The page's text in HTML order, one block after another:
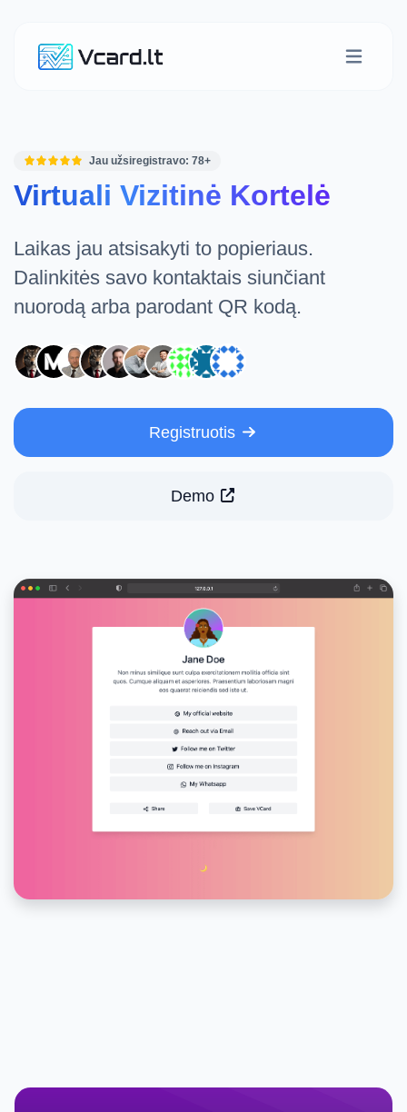
Jau užsiregistravo:78+
Virtuali Vizitinė Kortelė
Laikas jau atsisakyti to popieriaus.
Dalinkitės savo kontaktais siunčiant
nuorodą arba parodant QR kodą.
Registruotis
Demo